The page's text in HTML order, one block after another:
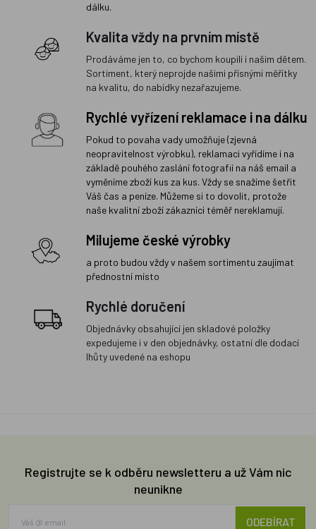
dálku.
Kvalita vždy na prvním místě
Prodáváme jen to, co bychom koupili i našim dětem.
Sortiment, který neprojde našimi přísnými měřítky
na kvalitu, do nabídky nezařazujeme.
Rychlé vyřízení reklamace i na dálku
Pokud to povaha vady umožňuje (zjevná
neopravitelnost výrobku), reklamaci vyřídíme i na
základě pouhého zaslání fotografií na náš email a
vyměníme zboží kus za kus. Vždy se snažíme šetřit
Váš čas a peníze. Můžeme si to dovolit, protože
naše kvalitní zboží zákazníci téměř nereklamují.
Milujeme české výrobky
a proto budou vždy v našem sortimentu zaujímat
přednostní místo
Rychlé doručení
Objednávky obsahující jen skladové položky
expedujeme i v den objednávky, ostatní dle dodací
lhůty uvedené na eshopu
Registrujte se k odběru newsletteru a už Vám nic
neunikne
ODEBÍRAT